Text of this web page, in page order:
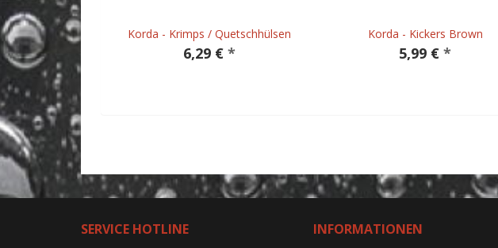
Medium - 1,6
*
Korda - Krimps / Quetschhülsen
6,29 € *
Korda - Kickers Brown
5,99 € *
SERVICE HOTLINE
INFORMATIONEN